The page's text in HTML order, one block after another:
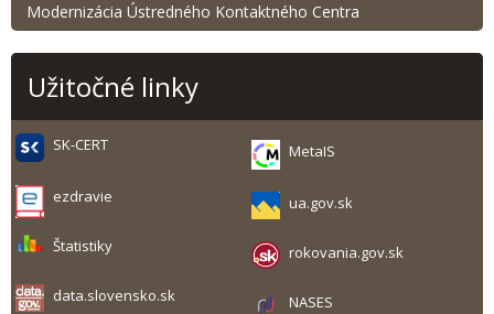
Modernizácia Ústredného Kontaktného Centra
Užitočné linky
SK-CERT MetaIS
ezdravie ua.gov.sk
Štatistiky rokovania.gov.sk
data.slovensko.sk NASES